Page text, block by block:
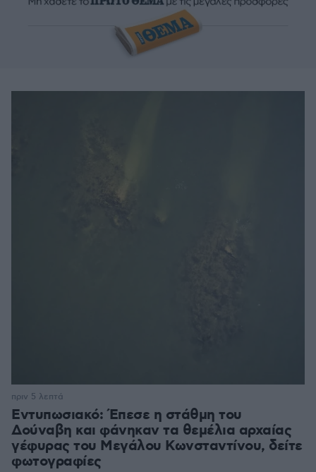
Εντυπωσιακό: Έπεσε η στάθμη του
Δούναβη και φάνηκαν τα θεμέλια αρχαίας
γέφυρας του Μεγάλου Κωνσταντίνου, δείτε
φωτογραφίες
πριν 5 λεπτά